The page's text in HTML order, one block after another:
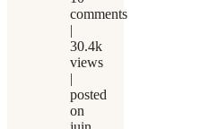
comments
|
30.4k
views
|
posted
on